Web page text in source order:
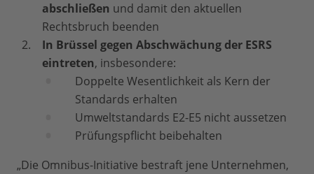
abschließen und damit den aktuellen
Rechtsbruch beenden
In Brüssel gegen Abschwächung der ESRS
eintreten, insbesondere:
Doppelte Wesentlichkeit als Kern der
Standards erhalten
Umweltstandards E2-E5 nicht aussetzen
Prüfungspflicht beibehalten
„Die Omnibus-Initiative bestraft jene Unternehmen,